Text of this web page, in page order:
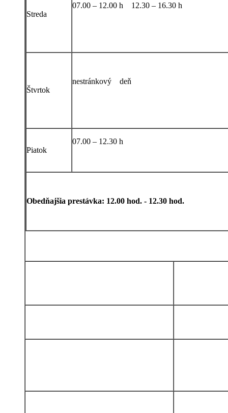
Streda
07.00 – 12.00 h 12.30 – 16.30 h
Štvrtok
nestránkový deň
Piatok
07.00 – 12.30 h
Obedňajšia prestávka: 12.00 hod. - 12.30 hod.